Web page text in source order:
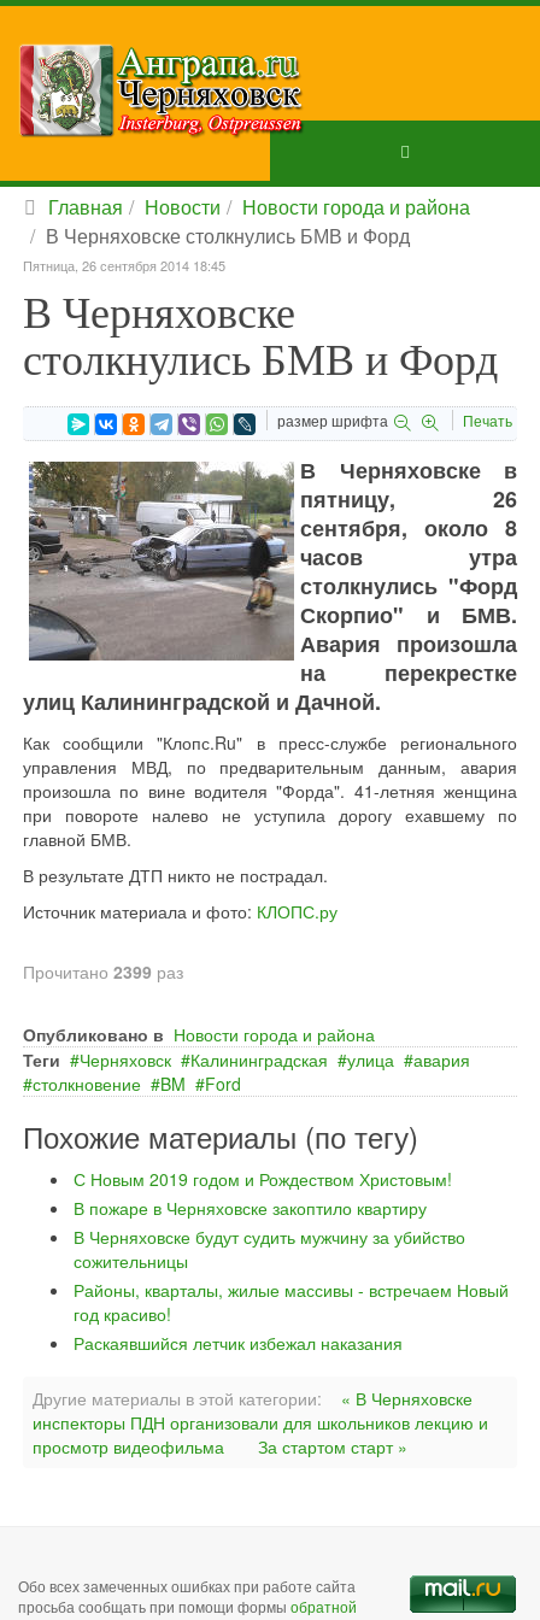
Главная Новости
Новости города и района
В Черняховске столкнулись БМВ и Форд
Пятница, 26 сентября 2014 18:45
В Черняховске
столкнулись БМВ и Форд
размер шрифта Печать
В Черняховске в
пятницу, 26
сентября, около 8
часов утра
столкнулись "Форд
Скорпио" и БМВ.
Авария произошла
на перекрестке
улиц Калининградской и Дачной.
Как сообщили "Клопс.Ru" в пресс-службе регионального
управления МВД, по предварительным данным, авария
произошла по вине водителя "Форда". 41-летняя женщина
при повороте налево не уступила дорогу ехавшему по
главной БМВ.
В результате ДТП никто не пострадал.
Источник материала и фото: КЛОПС.ру
Прочитано 2399 раз
Опубликовано в Новости города и района
Теги
Черняховск Калининградская улица
авария
столкновение
BM Ford
Похожие материалы (по тегу)
С Новым 2019 годом и Рождеством Христовым!
В пожаре в Черняховске закоптило квартиру
В Черняховске будут судить мужчину за убийство
сожительницы
Районы, кварталы, жилые массивы - встречаем Новый
год красиво!
Раскаявшийся летчик избежал наказания
Другие материалы в этой категории:
« В Черняховске
инспекторы ПДН организовали для школьников лекцию и
просмотр видеофильма
За стартом старт »
Обо всех замеченных ошибках при работе сайта
просьба сообщать при помощи формы обратной